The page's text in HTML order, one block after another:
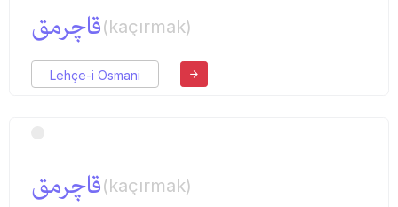
قاچرمق(kaçırmak)
Lehçe-i Osmani
قاچرمق(kaçırmak)